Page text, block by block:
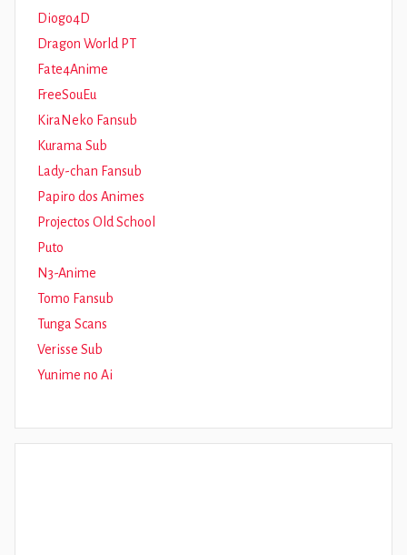
Diogo4D
Dragon World PT
Fate4Anime
FreeSouEu
KiraNeko Fansub
Kurama Sub
Lady-chan Fansub
Papiro dos Animes
Projectos Old School
Puto
N3-Anime
Tomo Fansub
Tunga Scans
Verisse Sub
Yunime no Ai